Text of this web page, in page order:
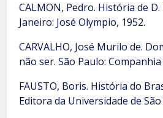
CALMON, Pedro. História de D.
Janeiro: José Olympio, 1952.
CARVALHO, José Murilo de.
não ser. São Paulo:
FAUSTO, Boris. História do
Editora da Universidade de